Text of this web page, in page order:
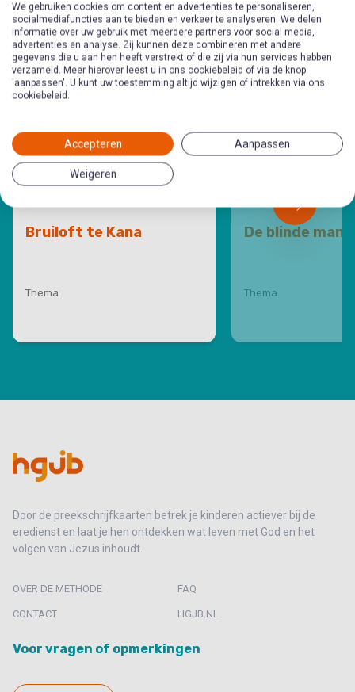
categorie
Bruiloft te Kana
Thema
De blinde man
Thema
Door de preekschrijfkaarten betrek je kinderen actiever bij de
eredienst en laat je hen ontdekken wat leven met God en het
volgen van Jezus inhoudt.
OVER DE METHODE FAQ
CONTACT HGJB.NL
Voor vragen of opmerkingen
We gebruiken cookies om content en advertenties te personaliseren,
socialmediafuncties aan te bieden en verkeer te analyseren. We delen
informatie over uw gebruik met meerdere partners voor social media,
advertenties en analyse. Zij kunnen deze combineren met andere
gegevens die u aan hen heeft verstrekt of die zij via hun services hebben
verzameld. Meer hierover leest u in ons cookiebeleid of via de knop
'aanpassen'. U kunt uw toestemming altijd wijzigen of intrekken via ons
cookiebeleid.
Accepteren Aanpassen
Weigeren